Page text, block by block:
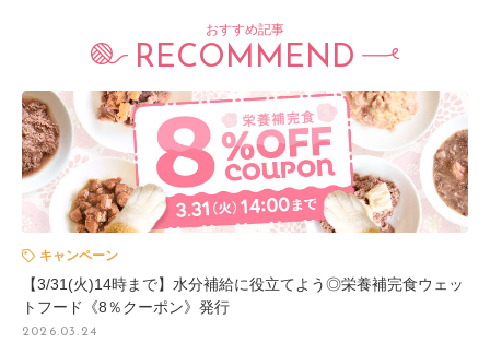
おすすめ記事
RECOMMEND
キャンペーン
【3/31(火)14時まで】水分補給に役立てよう◎栄養補完食ウェッ
トフード《8％クーポン》発行
2026.03.24